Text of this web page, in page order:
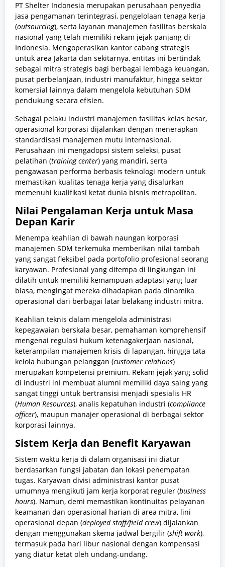
PT Shelter Indonesia merupakan perusahaan penyedia
jasa pengamanan terintegrasi, pengelolaan tenaga kerja
(outsourcing), serta layanan manajemen fasilitas berskala
nasional yang telah memiliki rekam jejak panjang di
Indonesia. Mengoperasikan kantor cabang strategis
untuk area Jakarta dan sekitarnya, entitas ini bertindak
sebagai mitra strategis bagi berbagai lembaga keuangan,
pusat perbelanjaan, industri manufaktur, hingga sektor
komersial lainnya dalam mengelola kebutuhan SDM
pendukung secara efisien.
Sebagai pelaku industri manajemen fasilitas kelas besar,
operasional korporasi dijalankan dengan menerapkan
standardisasi manajemen mutu internasional.
Perusahaan ini mengadopsi sistem seleksi, pusat
pelatihan (training center) yang mandiri, serta
pengawasan performa berbasis teknologi modern untuk
memastikan kualitas tenaga kerja yang disalurkan
memenuhi kualifikasi ketat dunia bisnis metropolitan.
Nilai Pengalaman Kerja untuk Masa
Depan Karir
Menempa keahlian di bawah naungan korporasi
manajemen SDM terkemuka memberikan nilai tambah
yang sangat fleksibel pada portofolio profesional seorang
karyawan. Profesional yang ditempa di lingkungan ini
dilatih untuk memiliki kemampuan adaptasi yang luar
biasa, mengingat mereka dihadapkan pada dinamika
operasional dari berbagai latar belakang industri mitra.
Keahlian teknis dalam mengelola administrasi
kepegawaian berskala besar, pemahaman komprehensif
mengenai regulasi hukum ketenagakerjaan nasional,
keterampilan manajemen krisis di lapangan, hingga tata
kelola hubungan pelanggan (customer relations)
merupakan kompetensi premium. Rekam jejak yang solid
di industri ini membuat alumni memiliki daya saing yang
sangat tinggi untuk bertransisi menjadi spesialis HR
(Human Resources), analis kepatuhan industri (compliance
officer), maupun manajer operasional di berbagai sektor
korporasi lainnya.
Sistem Kerja dan Benefit Karyawan
Sistem waktu kerja di dalam organisasi ini diatur
berdasarkan fungsi jabatan dan lokasi penempatan
tugas. Karyawan divisi administrasi kantor pusat
umumnya mengikuti jam kerja korporat reguler (business
hours). Namun, demi memastikan kontinuitas pelayanan
keamanan dan operasional harian di area mitra, lini
operasional depan (deployed staff/field crew) dijalankan
dengan menggunakan skema jadwal bergilir (shift work),
termasuk pada hari libur nasional dengan kompensasi
yang diatur ketat oleh undang-undang.